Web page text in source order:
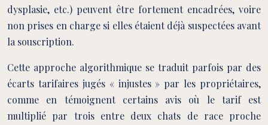
dysplasie, etc.) peuvent être fortement encadrées, voire
non prises en charge si elles étaient déjà suspectées avant
la souscription.
Cette approche algorithmique se traduit parfois par des
écarts tarifaires jugés « injustes » par les propriétaires,
comme en témoignent certains avis où le tarif est
multiplié par trois entre deux chats de race proche